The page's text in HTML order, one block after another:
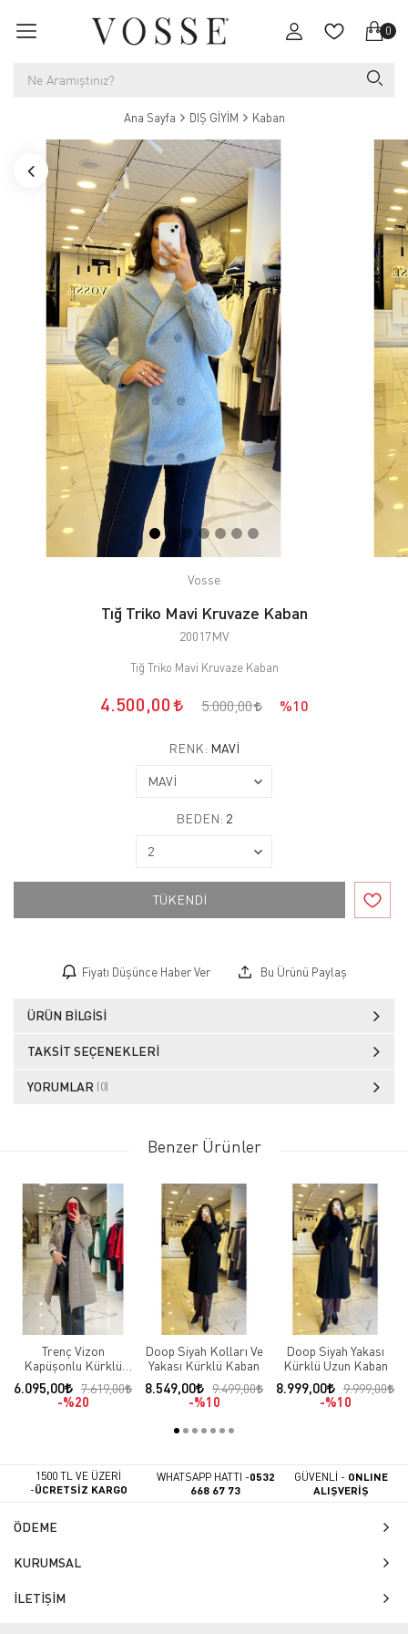
0
Ana Sayfa DIŞ GİYİM Kaban
Vosse
Tığ Triko Mavi Kruvaze Kaban
20017MV
Tığ Triko Mavi Kruvaze Kaban
4.500,00 5.000,00 %10
RENK: MAVİ
BEDEN: 2
TÜKENDİ
Fiyatı Düşünce Haber Ver Bu Ürünü Paylaş
ÜRÜN BILGISI
TAKSIT SEÇENEKLERI
YORUMLAR (0)
Benzer Ürünler
Trenç Vizon
Kapüşonlu Kürklü
Şişme Kaban
6.095,00
7.619,00
%20
Doop Siyah Kolları Ve
Yakası Kürklü Kaban
8.549,00
9.499,00
%10
Doop Siyah Yakası
Kürklü Uzun Kaban
8.999,00
9.999,00
%10
1500 TL VE ÜZERİ
-ÜCRETSİZ KARGO
WHATSAPP HATTI -0532
668 67 73
GÜVENLİ - ONLINE
ALIŞVERİŞ
ÖDEME
KURUMSAL
İLETİŞİM